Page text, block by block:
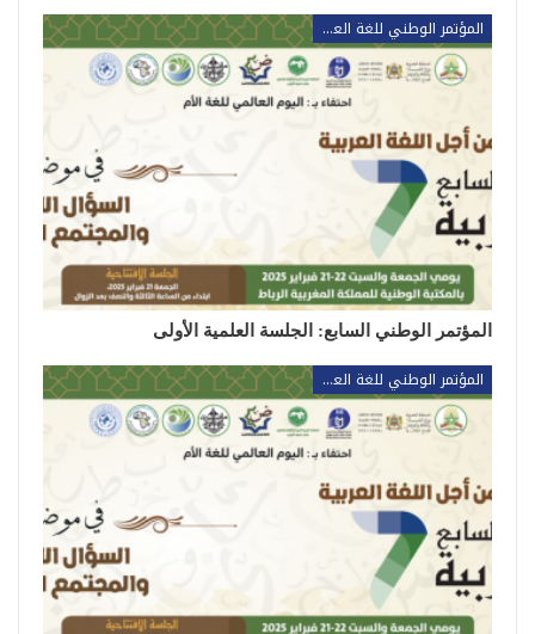
المؤتمر الوطني للغة العربية
المؤتمر الوطني السابع: الجلسة العلمية الأولى
المؤتمر الوطني للغة العربية